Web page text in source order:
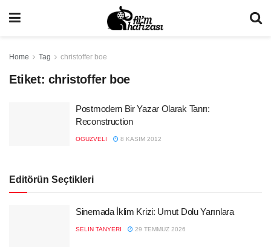
Home Tag christoffer boe
Etiket: christoffer boe
Postmodern Bir Yazar Olarak Tanrı:
Reconstruction
OGUZVELI 8 KASIM 2012
Editörün Seçtikleri
Sinemada İklim Krizi: Umut Dolu Yarınlara
SELIN TANYERI 29 TEMMUZ 2026